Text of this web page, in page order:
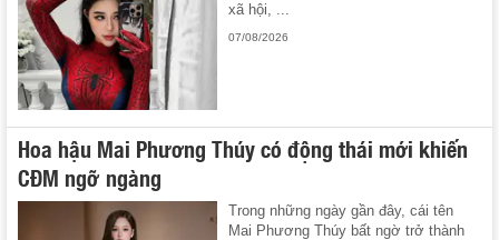
xã hội, ...
07/08/2026
Hoa hậu Mai Phương Thúy có động thái mới khiến
CĐM ngỡ ngàng
Trong những ngày gần đây, cái tên
Mai Phương Thúy bất ngờ trở thành